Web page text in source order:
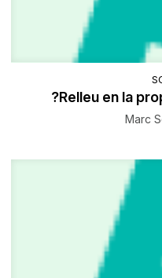
?Relleu en la
Marc